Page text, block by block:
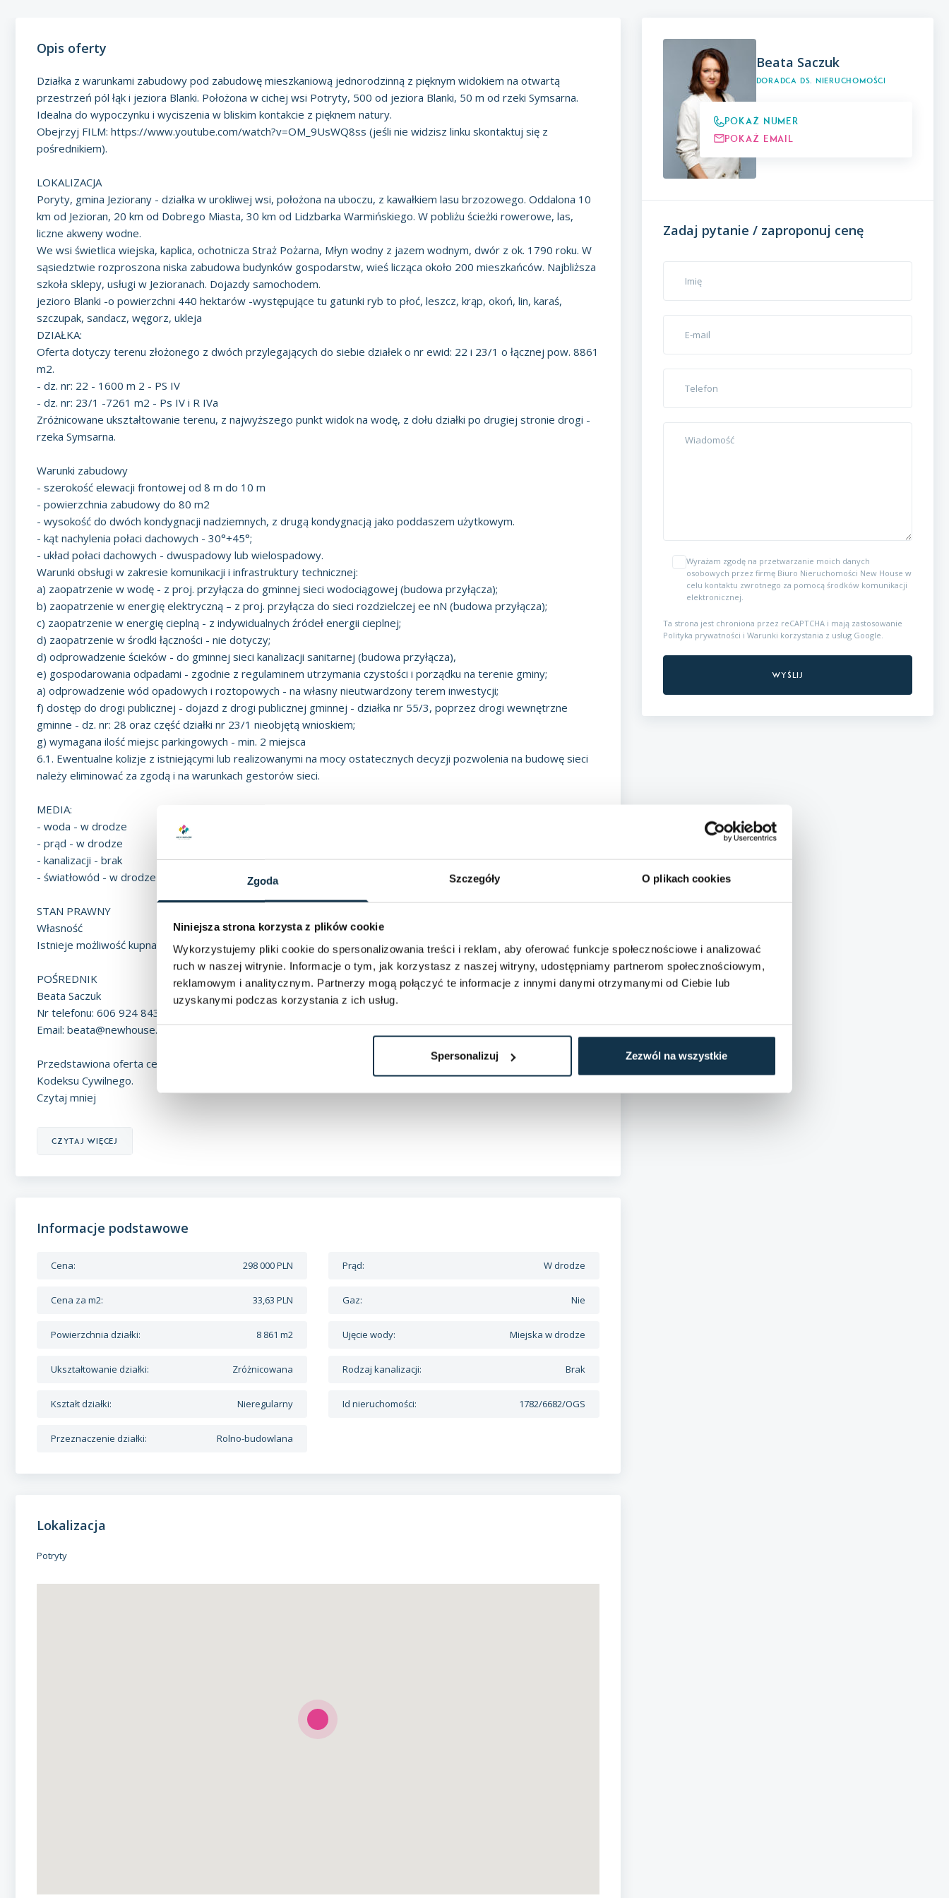
Zgoda Szczegóły O plikach cookies
Niniejsza strona korzysta z plików cookie
Wykorzystujemy pliki cookie do spersonalizowania treści i reklam, aby oferować funkcje społecznościowe i analizować
ruch w naszej witrynie. Informacje o tym, jak korzystasz z naszej witryny, udostępniamy partnerom społecznościowym,
reklamowym i analitycznym. Partnerzy mogą połączyć te informacje z innymi danymi otrzymanymi od Ciebie lub
uzyskanymi podczas korzystania z ich usług.
Spersonalizuj Zezwól na wszystkie
Opis oferty
Działka z warunkami zabudowy pod zabudowę mieszkaniową jednorodzinną z pięknym widokiem na otwartą
przestrzeń pól łąk i jeziora Blanki. Położona w cichej wsi Potryty, 500 od jeziora Blanki, 50 m od rzeki Symsarna.
Idealna do wypoczynku i wyciszenia w bliskim kontakcie z pięknem natury.
Obejrzyj FILM: https://www.youtube.com/watch?v=OM_9UsWQ8ss (jeśli nie widzisz linku skontaktuj się z
pośrednikiem).
LOKALIZACJA
Poryty, gmina Jeziorany - działka w urokliwej wsi, położona na uboczu, z kawałkiem lasu brzozowego. Oddalona 10
km od Jezioran, 20 km od Dobrego Miasta, 30 km od Lidzbarka Warmińskiego. W pobliżu ścieżki rowerowe, las,
liczne akweny wodne.
We wsi świetlica wiejska, kaplica, ochotnicza Straż Pożarna, Młyn wodny z jazem wodnym, dwór z ok. 1790 roku. W
sąsiedztwie rozproszona niska zabudowa budynków gospodarstw, wieś licząca około 200 mieszkańców. Najbliższa
szkoła sklepy, usługi w Jezioranach. Dojazdy samochodem.
jezioro Blanki -o powierzchni 440 hektarów -występujące tu gatunki ryb to płoć, leszcz, krąp, okoń, lin, karaś,
szczupak, sandacz, węgorz, ukleja
DZIAŁKA:
Oferta dotyczy terenu złożonego z dwóch przylegających do siebie działek o nr ewid: 22 i 23/1 o łącznej pow. 8861
m2.
- dz. nr: 22 - 1600 m 2 - PS IV
- dz. nr: 23/1 -7261 m2 - Ps IV i R IVa
Zróżnicowane ukształtowanie terenu, z najwyższego punkt widok na wodę, z dołu działki po drugiej stronie drogi -
rzeka Symsarna.
Warunki zabudowy
- szerokość elewacji frontowej od 8 m do 10 m
- powierzchnia zabudowy do 80 m2
- wysokość do dwóch kondygnacji nadziemnych, z drugą kondygnacją jako poddaszem użytkowym.
- kąt nachylenia połaci dachowych - 30°+45°;
- układ połaci dachowych - dwuspadowy lub wielospadowy.
Warunki obsługi w zakresie komunikacji i infrastruktury technicznej:
a) zaopatrzenie w wodę - z proj. przyłącza do gminnej sieci wodociągowej (budowa przyłącza);
b) zaopatrzenie w energię elektryczną – z proj. przyłącza do sieci rozdzielczej ee nN (budowa przyłącza);
c) zaopatrzenie w energię cieplną - z indywidualnych źródeł energii cieplnej;
d) zaopatrzenie w środki łączności - nie dotyczy;
d) odprowadzenie ścieków - do gminnej sieci kanalizacji sanitarnej (budowa przyłącza),
e) gospodarowania odpadami - zgodnie z regulaminem utrzymania czystości i porządku na terenie gminy;
a) odprowadzenie wód opadowych i roztopowych - na własny nieutwardzony terem inwestycji;
f) dostęp do drogi publicznej - dojazd z drogi publicznej gminnej - działka nr 55/3, poprzez drogi wewnętrzne
gminne - dz. nr: 28 oraz część działki nr 23/1 nieobjętą wnioskiem;
g) wymagana ilość miejsc parkingowych - min. 2 miejsca
6.1. Ewentualne kolizje z istniejącymi lub realizowanymi na mocy ostatecznych decyzji pozwolenia na budowę sieci
należy eliminować za zgodą i na warunkach gestorów sieci.
MEDIA:
- woda - w drodze
- prąd - w drodze
- kanalizacji - brak
- światłowód - w drodze głównej
STAN PRAWNY
Własność
Istnieje możliwość kupna dwóch działek po drugiej stronie drogi (21/1 i 22/2)
POŚREDNIK
Beata Saczuk
Nr telefonu: 606 924 843
Email: beata@newhouse.co
Przedstawiona oferta cenowa ma charakter informacyjny, nie stanowi oferty handlowej w rozumieniu art. 66 § 1
Kodeksu Cywilnego.
Czytaj mniej
czytaj więcej
Informacje podstawowe
Cena: 298 000 PLN
Cena za m2: 33,63 PLN
Powierzchnia działki: 8 861 m2
Ukształtowanie działki: Zróżnicowana
Kształt działki: Nieregularny
Przeznaczenie działki: Rolno-budowlana
Prąd: W drodze
Gaz: Nie
Ujęcie wody: Miejska w drodze
Rodzaj kanalizacji: Brak
Id nieruchomości: 1782/6682/OGS
Lokalizacja
Potryty
Beata Saczuk
Doradca ds. Nieruchomości
Pokaż numer
Pokaż email
Zadaj pytanie / zaproponuj cenę
Wyrażam zgodę na przetwarzanie moich danych
osobowych przez firmę Biuro Nieruchomości New House w
celu kontaktu zwrotnego za pomocą środków komunikacji
elektronicznej.
Ta strona jest chroniona przez reCAPTCHA i mają zastosowanie
Polityka prywatności i Warunki korzystania z usługGoogle.